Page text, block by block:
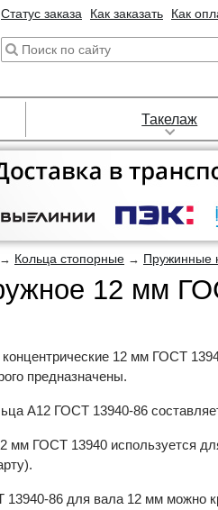
Статус заказа Как заказать Как
Такелаж
→ Кольца стопорные → Пружинные
12 мм
12 мм ГОСТ
предназначены.
А12 ГОСТ 13940-86
мм ГОСТ 13940 используется
86 для вала 12 мм можно